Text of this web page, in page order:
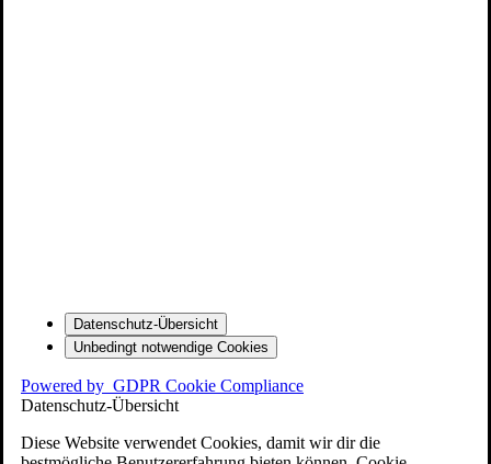
Datenschutz-Übersicht
Unbedingt notwendige Cookies
Powered by GDPR Cookie Compliance
Datenschutz-Übersicht
Diese Website verwendet Cookies, damit wir dir die